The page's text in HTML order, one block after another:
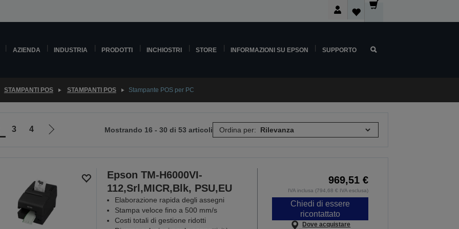
AZIENDA INDUSTRIA PRODOTTI INCHIOSTRI STORE INFORMAZIONI SU EPSON SUPPORTO
STAMPANTI POS STAMPANTI POS Stampante POS per PC
3 4
Vai
Mostrando 16 - 30 di 53 articoli Ordina per:
Epson TM-H6000VI-
112,Srl,MICR,Blk, PSU,EU
Elaborazione rapida degli assegni
Stampa veloce fino a 500 mm/s
Costi totali di gestione ridotti
969,51 €
IVA inclusa (794,68 € IVA esclusa)
Chiedi di essere
ricontattato
Dove acquistare